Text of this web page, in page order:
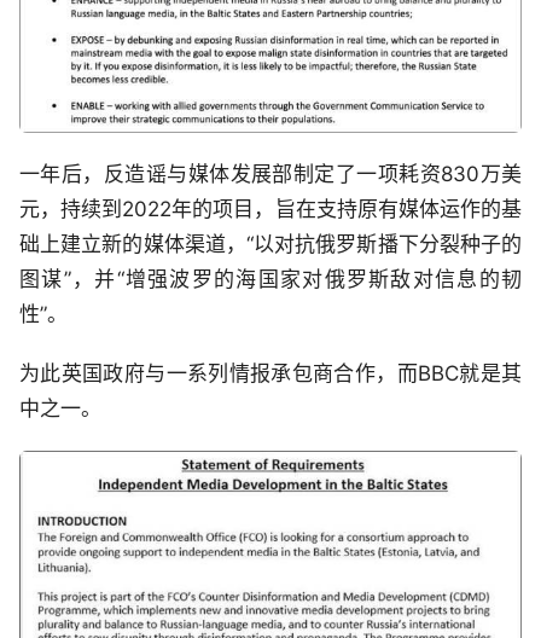
一年后，反造谣与媒体发展部制定了一项耗资830万美
元，持续到2022年的项目，旨在支持原有媒体运作的基
础上建立新的媒体渠道，“以对抗俄罗斯播下分裂种子的
图谋”，并“增强波罗的海国家对俄罗斯敌对信息的韧
性”。
为此英国政府与一系列情报承包商合作，而BBC就是其
中之一。